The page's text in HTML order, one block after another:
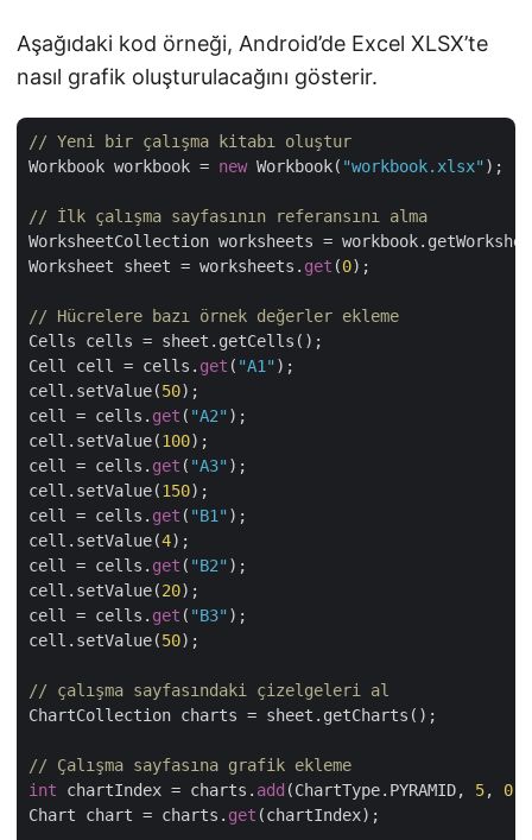
Aşağıdaki kod örneği, Android’de Excel XLSX’te
nasıl grafik oluşturulacağını gösterir.
// Yeni bir çalışma kitabı oluştur
Workbook workbook = new Workbook( "workbook.xlsx" );
// İlk çalışma sayfasının referansını alma
WorksheetCollection worksheets =
Worksheet sheet = worksheets. get (0);
// Hücrelere bazı örnek değerler ekleme
Cells cells = sheet.getCells();
Cell cell = cells. get ( "A1" );
cell.setValue(50);
cell = cells. get ( "A2" );
cell.setValue(100);
cell = cells. get ( "A3" );
cell.setValue(150);
cell = cells. get ( "B1" );
cell.setValue(4);
cell = cells. get ( "B2" );
cell.setValue(20);
cell = cells. get ( "B3" );
cell.setValue(50);
// çalışma sayfasındaki çizelgeleri al
ChartCollection charts = sheet.getCharts();
// Çalışma sayfasına grafik ekleme
int chartIndex = charts. add (ChartType.PYRAMID, 5, 0
Chart chart = charts. get (chartIndex);